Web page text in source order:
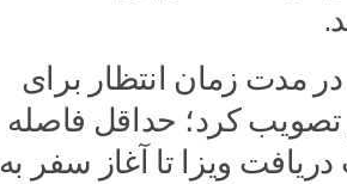
در مدت زمان انتظار برای
تصویب کرد؛ حداقل فاصله
ویزا تا آغاز سفر به